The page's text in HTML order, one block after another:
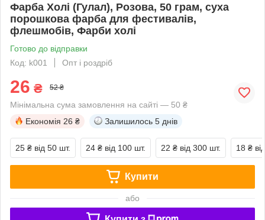
Фарба Холі (Гулал), Розова, 50 грам, суха
порошкова фарба для фестивалів,
флешмобів, Фарби холі
Готово до відправки
Код: k001
Опт і роздріб
26 ₴ 52 ₴
Мінімальна сума замовлення на сайті — 50 ₴
Економія 26 ₴ Залишилось 5 днів
25 ₴ від 50 шт. 24 ₴ від 100 шт. 22 ₴ від 300 шт. 18 ₴
Купити
або